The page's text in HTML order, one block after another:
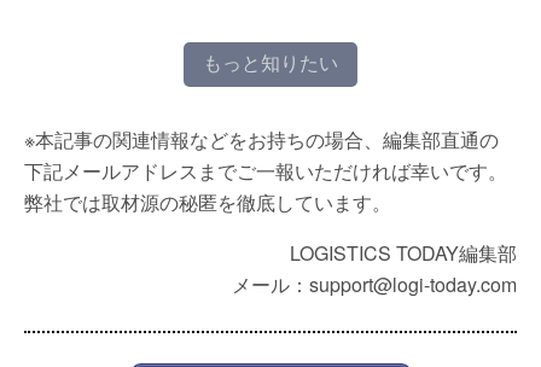
もっと知りたい
※本記事の関連情報などをお持ちの場合、編集部直通の
下記メールアドレスまでご一報いただければ幸いです。
弊社では取材源の秘匿を徹底しています。
LOGISTICS TODAY編集部
メール：support@logi-today.com